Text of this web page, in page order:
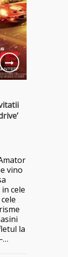
vino
cele
la